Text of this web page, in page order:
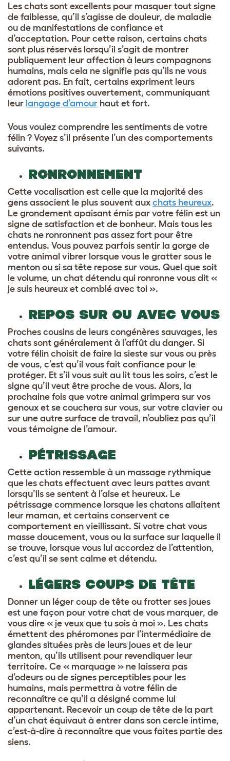
Les chats sont excellents pour masquer tout signe
de faiblesse, qu’il s’agisse de douleur, de maladie
ou de manifestations de confiance et
d’acceptation. Pour cette raison, certains chats
sont plus réservés lorsqu’il s’agit de montrer
publiquement leur affection à leurs compagnons
humains, mais cela ne signifie pas qu’ils ne vous
adorent pas. En fait, certains expriment leurs
émotions positives ouvertement, communiquant
leur langage d’amour haut et fort.
Vous voulez comprendre les sentiments de votre
félin ? Voyez s’il présente l’un des comportements
suivants.
RONRONNEMENT
Cette vocalisation est celle que la majorité des
gens associent le plus souvent aux chats heureux.
Le grondement apaisant émis par votre félin est un
signe de satisfaction et de bonheur. Mais tous les
chats ne ronronnent pas assez fort pour être
entendus. Vous pouvez parfois sentir la gorge de
votre animal vibrer lorsque vous le gratter sous le
menton ou si sa tête repose sur vous. Quel que soit
le volume, un chat détendu qui ronronne vous dit «
je suis heureux et comblé avec toi ».
REPOS SUR OU AVEC VOUS
Proches cousins de leurs congénères sauvages, les
chats sont généralement à l’affût du danger. Si
votre félin choisit de faire la sieste sur vous ou près
de vous, c’est qu’il vous fait confiance pour le
protéger. Et s’il vous suit au lit tous les soirs, c’est le
signe qu’il veut être proche de vous. Alors, la
prochaine fois que votre animal grimpera sur vos
genoux et se couchera sur vous, sur votre clavier ou
sur une autre surface de travail, n’oubliez pas qu’il
vous témoigne de l’amour.
PÉTRISSAGE
Cette action ressemble à un massage rythmique
que les chats effectuent avec leurs pattes avant
lorsqu’ils se sentent à l’aise et heureux. Le
pétrissage commence lorsque les chatons allaitent
leur maman, et certains conservent ce
comportement en vieillissant. Si votre chat vous
masse doucement, vous ou la surface sur laquelle il
se trouve, lorsque vous lui accordez de l’attention,
c’est qu’il se sent calme et détendu.
LÉGERS COUPS DE TÊTE
Donner un léger coup de tête ou frotter ses joues
est une façon pour votre chat de vous marquer, de
vous dire « je veux que tu sois à moi ». Les chats
émettent des phéromones par l’intermédiaire de
glandes situées près de leurs joues et de leur
menton, qu’ils utilisent pour revendiquer leur
territoire. Ce « marquage » ne laissera pas
d’odeurs ou de signes perceptibles pour les
humains, mais permettra à votre félin de
reconnaître ce qu’il a désigné comme lui
appartenant. Recevoir un coup de tête de la part
d’un chat équivaut à entrer dans son cercle intime,
c’est-à-dire à reconnaître que vous faites partie des
siens.